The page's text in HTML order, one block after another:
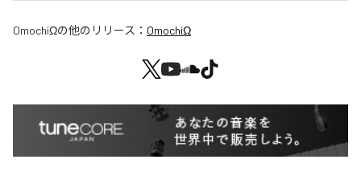
OmochiΩの他のリリース： OmochiΩ